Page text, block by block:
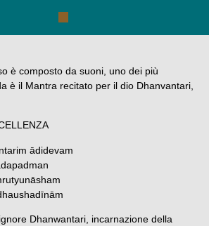
è composto da suoni, uno dei più
è il Mantra recitato per il dio Dhanvantari,
ādidevam
Dhanwantari, incarnazione della